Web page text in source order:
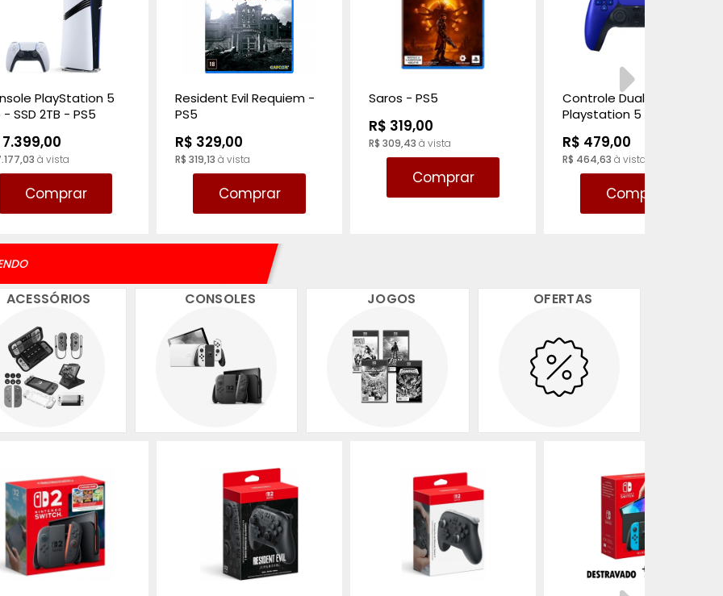
PlayStation 5
- SSD 2TB - PS5
7.399,00
à vista
Comprar
Resident Evil Requiem -
PS5
R$ 329,00
R$ 319,13 à vista
Comprar
Saros - PS5
R$ 319,00
R$ 309,43 à vista
Comprar
Controle DualSense
Playstation 5 - Edição
R$ 479,00
R$ 464,63 à vista
Comprar
ACESSÓRIOS CONSOLES JOGOS OFERTAS